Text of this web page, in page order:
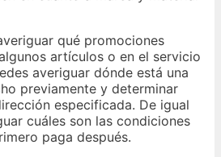
qué promociones
artículos o en el servicio
averiguar dónde está una
previamente y determinar
especificada. De igual
cuáles son las condiciones
paga después.